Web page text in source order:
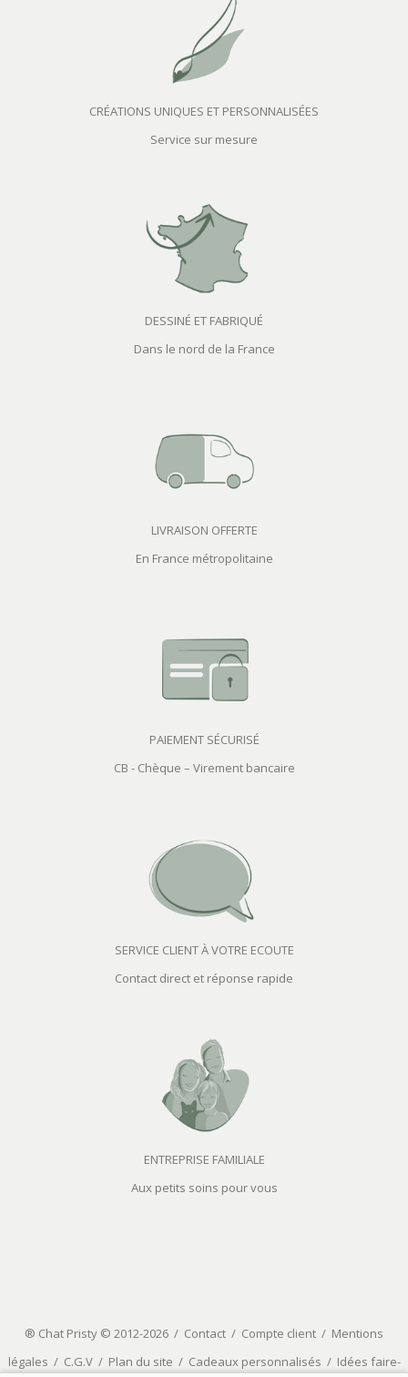
CRÉATIONS UNIQUES ET PERSONNALISÉES
Service sur mesure
DESSINÉ ET FABRIQUÉ
Dans le nord de la France
LIVRAISON OFFERTE
En France métropolitaine
PAIEMENT SÉCURISÉ
CB - Chèque – Virement bancaire
SERVICE CLIENT À VOTRE ECOUTE
Contact direct et réponse rapide
ENTREPRISE FAMILIALE
Aux petits soins pour vous
® Chat Pristy © 2012-2026 / Contact / Compte client / Mentions
légales / C.G.V/ Plan du site / Cadeaux personnalisés / Idées faire-